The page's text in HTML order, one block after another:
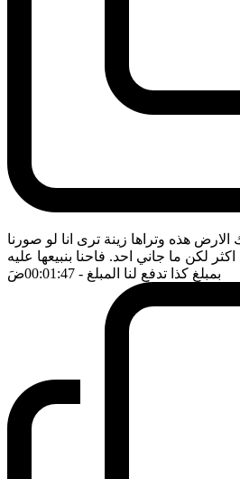
هذه وتراها زينة ترى انا لو صورنا
لكن ما جاني احد. فاحنا بنبيعها عليه
بمبلغ كذا تدفع لنا المبلغ - 00:01:47 ضَ